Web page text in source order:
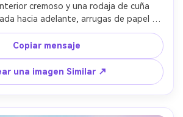
cremoso y una rodaja de cuña
hacia adelante, arrugas de papel
decoración de mesa de café, luz de
que crea suaves reflejos, tomada en
mm, f/2.0, textura cremosa ultra real y
naturales-AR 4:5
Copiar mensaje
una imagen Similar ↗